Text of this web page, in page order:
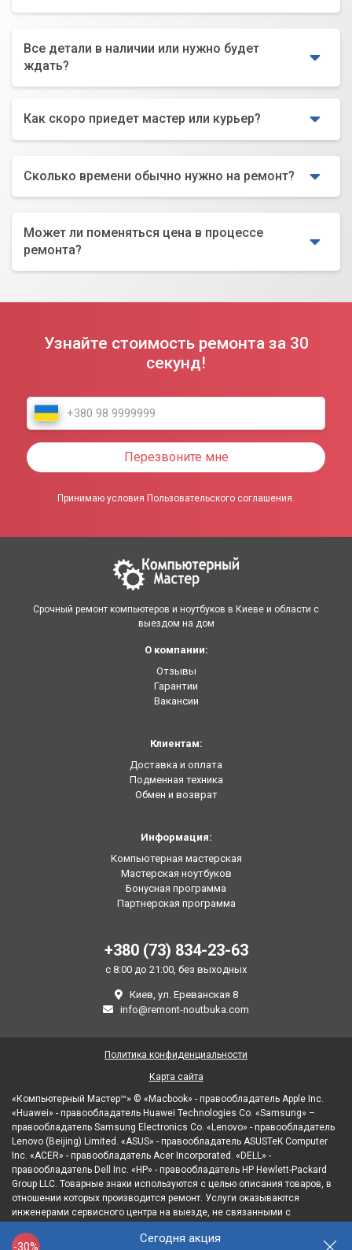
-30%
Сегодня акция
Все детали в наличии или нужно будет
ждать?
Как скоро приедет мастер или курьер?
Сколько времени обычно нужно на ремонт?
Может ли поменяться цена в процессе
ремонта?
Узнайте стоимость ремонта за 30
секунд!
Перезвоните мне
Принимаю условия Пользовательского соглашения.
Срочный ремонт компьютеров и ноутбуков в Киеве и области с
выездом на дом
О компании:
Отзывы
Гарантии
Вакансии
Клиентам:
Доставка и оплата
Подменная техника
Обмен и возврат
Информация:
Компьютерная мастерская
Мастерская ноутбуков
Бонусная программа
Партнерская программа
+380 (73) 834-23-63
с 8:00 до 21:00, без выходных
Киев, ул. Ереванская 8
info@remont-noutbuka.com
«Компьютерный Мастер™» © «Macbook» - правообладатель Apple Inc.
«Huawei» - правообладатель Huawei Technologies Co. «Samsung» –
правообладатель Samsung Electronics Co. «Lenovo» - правообладатель
Lenovo (Beijing) Limited. «ASUS» - правообладатель ASUSTeK Computer
Inc. «ACER» - правообладатель Acer Incorporated. «DELL» -
правообладатель Dell Inc. «HP» - правообладатель HP Hewlett-Packard
Group LLC. Товарные знаки используются с целью описания товаров, в
отношении которых производится ремонт. Услуги оказываются
инженерами сервисного центра на выезде, не связанными с
представителями в отношении товаров, которые уже были введены в
Политика конфиденциальности
Карта сайта